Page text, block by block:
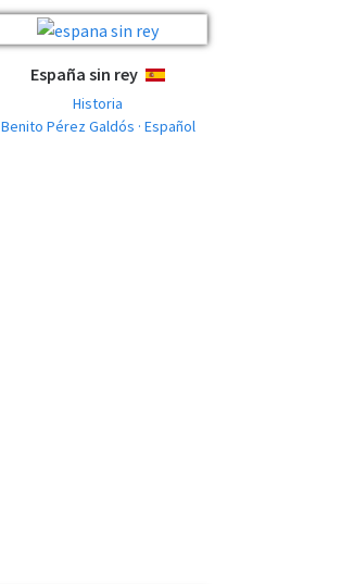
España sin rey ESPAÑOL
Historia
Benito Pérez Galdós · Español